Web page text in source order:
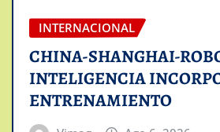
INTERNACIONAL
CHINA-SHANGHAI-
INTELIGENCIA
ENTRENAMIENTO